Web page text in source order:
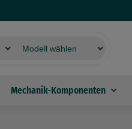
Mechanik-Komponenten